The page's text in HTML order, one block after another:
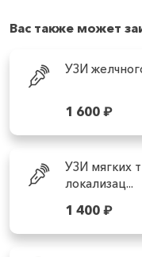
Вас также может
УЗИ
1 600₽
УЗИ мягких
локализац...
1 400₽